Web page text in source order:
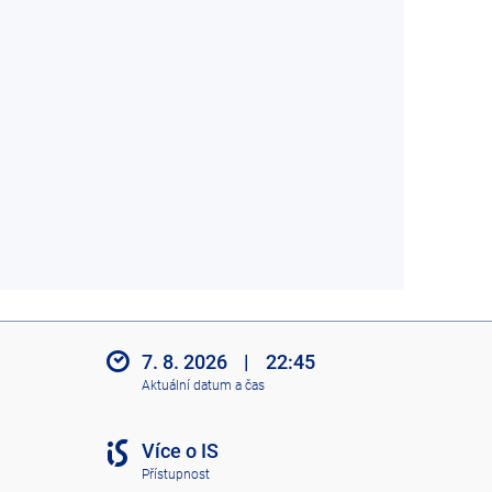
7. 8. 2026 | 22:45
Aktuální datum a čas
Více o IS
Přístupnost